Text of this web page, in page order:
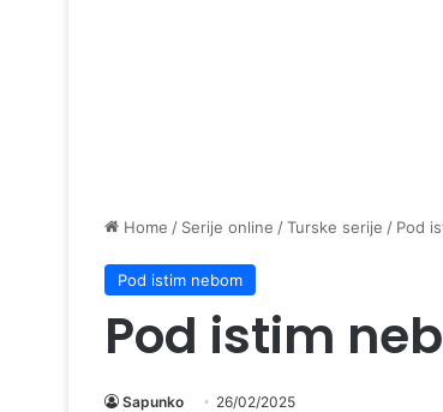
Home / Serije online /Turske serije / Pod
Pod istim nebom
Pod istim
Sapunko 26/02/2025